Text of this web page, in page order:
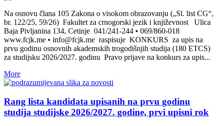
Na osnovu člana 105 Zakona o visokom obrazovanju („Sl. list CG“,
br. 122/25, 59/26) Fakultet za crnogorski jezik i književnost Ulica
Baja Pivljanina 134, Cetinje 041/241-244 • 069/860-018
www.fcjk.me • info@fcjk.me raspisuje KONKURS za upis na
prvu godinu osnovnih akademskih trogodišnjih studija (180 ETCS)
za studijsku 2026/2027. godinu Pravo prijave na konkurs za upis...
More
Rang lista kandidata upisanih na prvu godinu
studija studijske 2026/2027. godine, prvi upisni rok